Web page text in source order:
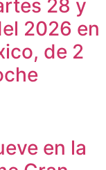
28 y
2026 en
de 2
en la